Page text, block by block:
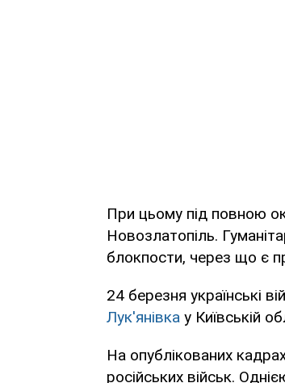
При цьому під повною
Новозлатопіль.
блокпости, через що є
24 березня українські
Лук'янівка у Київській
На опублікованих
російських військ.